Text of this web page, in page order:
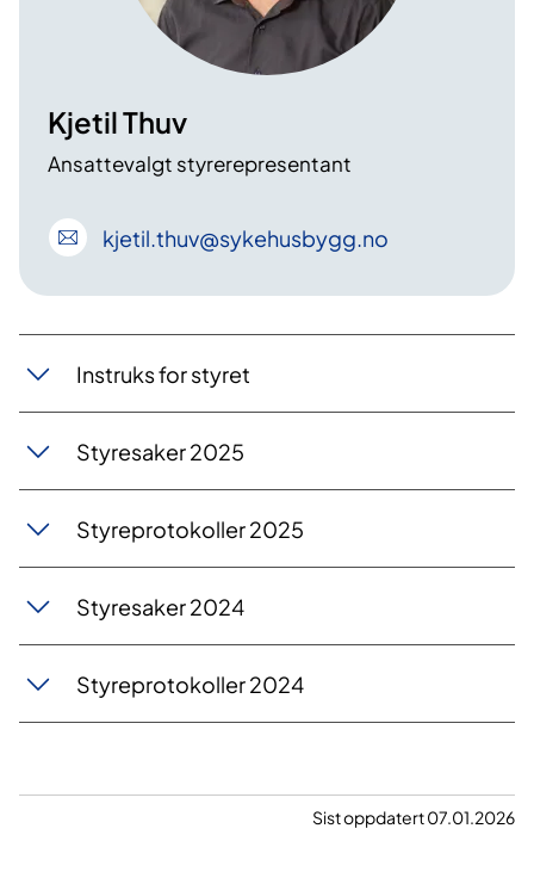
Kjetil Thuv
Ansattevalgt styrerepresentant
kjetil .thuv@sykehusbygg .no
Instruks for styret
Styresaker 2025
Styreprotokoller 2025
Styresaker 2024
Styreprotokoller 2024
Sist oppdatert 07.01.2026